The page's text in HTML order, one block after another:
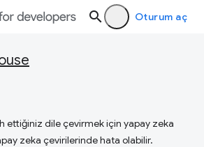
Oturum aç
ettiğiniz dile çevirmek için yapay zeka
zeka çevirilerinde hata olabilir.